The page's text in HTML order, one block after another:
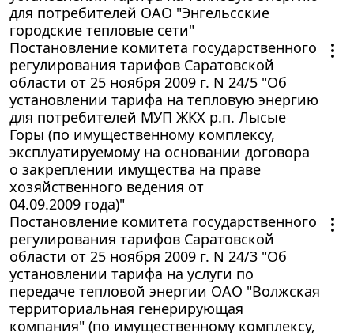
для потребителей ОАО "Энгельсские
городские тепловые сети"
Постановление комитета государственного
регулирования тарифов Саратовской
области от 25 ноября 2009 г. N 24/5 "Об
установлении тарифа на тепловую энергию
для потребителей МУП ЖКХ р.п. Лысые
Горы (по имущественному комплексу,
эксплуатируемому на основании договора
о закреплении имущества на праве
хозяйственного ведения от
04.09.2009 года)"
Постановление комитета государственного
регулирования тарифов Саратовской
области от 25 ноября 2009 г. N 24/3 "Об
установлении тарифа на услуги по
передаче тепловой энергии ОАО "Волжская
территориальная генерирующая
компания" (по имущественному комплексу,